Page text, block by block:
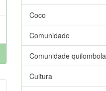
Coco
Comunidade
Comunidade quilombola
Cultura